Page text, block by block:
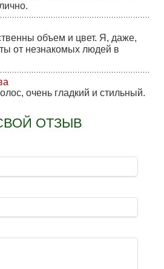
объем и цвет. Я, даже,
от незнакомых людей в
очень гладкий и стильный.
ОТЗЫВ